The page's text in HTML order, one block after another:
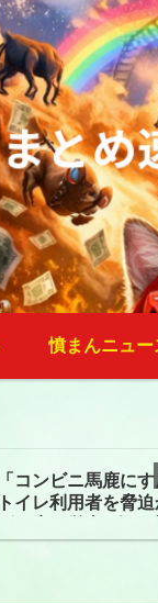
憤まんニュー
「コンビニ馬鹿に
トイレ利用者を脅